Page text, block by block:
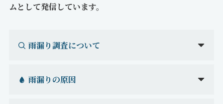
ムとして発信しています。
雨漏り調査について
雨漏りの原因